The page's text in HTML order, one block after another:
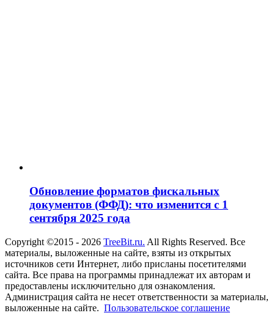
Обновление форматов фискальных
документов (ФФД): что изменится с 1
сентября 2025 года
Copyright ©2015 - 2026 TreeBit.ru. All Rights Reserved. Все
материалы, выложенные на сайте, взяты из открытых
источников сети Интернет, либо присланы посетителями
сайта. Все права на программы принадлежат их авторам и
предоставлены исключительно для ознакомления.
Администрация сайта не несет ответственности за материалы,
выложенные на сайте. Пользовательское соглашение